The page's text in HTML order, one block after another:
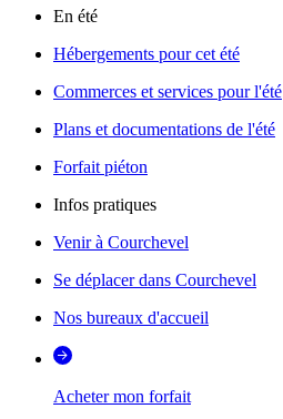
En été
Hébergements pour cet été
Commerces et services pour l'été
Plans et documentations de l'été
Forfait piéton
Infos pratiques
Venir à Courchevel
Se déplacer dans Courchevel
Nos bureaux d'accueil
Acheter mon forfait